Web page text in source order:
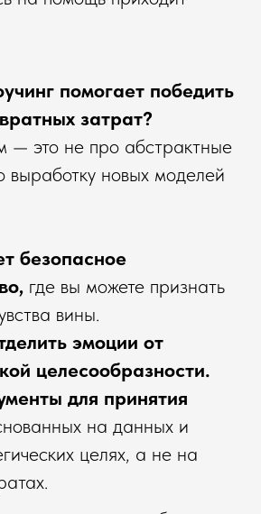
помогает победить
затрат?
— это не про абстрактные
выработку новых моделей
безопасное
где вы можете признать
вины.
эмоции от
целесообразности.
для принятия
на данных и
целях, а не на